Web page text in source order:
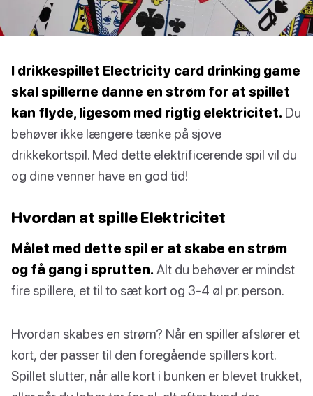
I drikkespillet Electricity card drinking game
skal spillerne danne en strøm for at spillet
kan flyde, ligesom med rigtig elektricitet. Du
behøver ikke længere tænke på sjove
drikkekortspil. Med dette elektrificerende spil vil du
og dine venner have en god tid!
Hvordan at spille Elektricitet
Målet med dette spil er at skabe en strøm
og få gang i sprutten. Alt du behøver er mindst
fire spillere, et til to sæt kort og 3-4 øl pr. person.
Hvordan skabes en strøm? Når en spiller afslører et
kort, der passer til den foregående spillers kort.
Spillet slutter, når alle kort i bunken er blevet trukket,